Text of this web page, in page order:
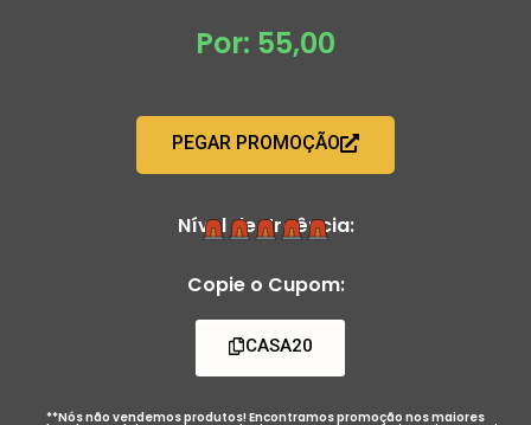
Por: 55,00
PEGAR PROMOÇÃO
Nível de Urgência:
Copie o Cupom:
CASA20
**Nós não vendemos produtos! Encontramos promoção nos maiores